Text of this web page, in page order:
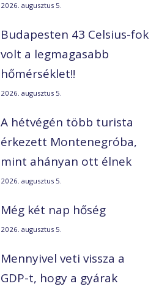
2026. augusztus 5.
Budapesten 43 Celsius-fok
volt a legmagasabb
hőmérséklet!!
2026. augusztus 5.
A hétvégén több turista
érkezett Montenegróba,
mint ahányan ott élnek
2026. augusztus 5.
Még két nap hőség
2026. augusztus 5.
Mennyivel veti vissza a
GDP-t, hogy a gyárak